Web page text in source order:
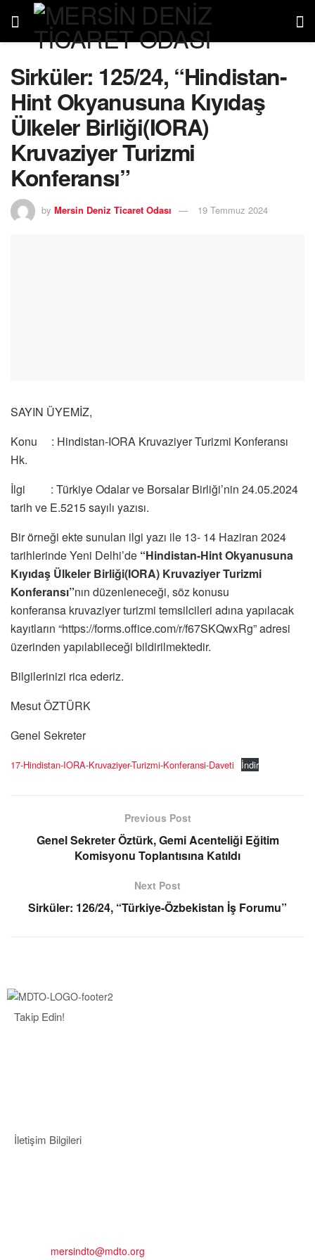
Sirküler: 125/24, “Hindistan-
Hint Okyanusuna Kıyıdaş
Ülkeler Birliği(IORA)
Kruvaziyer Turizmi
Konferansı”
by Mersin Deniz Ticaret Odası 19 Temmuz 2024
SAYIN ÜYEMİZ,
Konu : Hindistan-IORA Kruvaziyer Turizmi Konferansı
Hk.
İlgi : Türkiye Odalar ve Borsalar Birliği’nin 24.05.2024
tarih ve E.5215 sayılı yazısı.
Bir örneği ekte sunulan ilgi yazı ile 13- 14 Haziran 2024
tarihlerinde Yeni Delhi’de “Hindistan-Hint Okyanusuna
Kıyıdaş Ülkeler Birliği(IORA) Kruvaziyer Turizmi
Konferansı”nın düzenleneceği, söz konusu
konferansa kruvaziyer turizmi temsilcileri adına yapılacak
kayıtların “https://forms.office.com/r/f67SKQwxRg” adresi
üzerinden yapılabileceği bildirilmektedir.
Bilgilerinizi rica ederiz.
Mesut ÖZTÜRK
Genel Sekreter
17-Hindistan-IORA-Kruvaziyer-Turizmi-Konferansi-Daveti İndir
Previous Post
Genel Sekreter Öztürk, Gemi Acenteliği Eğitim
Komisyonu Toplantısına Katıldı
Next Post
Sirküler: 126/24, “Türkiye-Özbekistan İş Forumu”
Takip Edin!
İletişim Bilgileri
mersindto@mdto.org